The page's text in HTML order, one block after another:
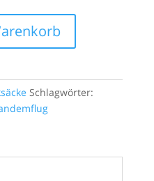
Schlagwörter: